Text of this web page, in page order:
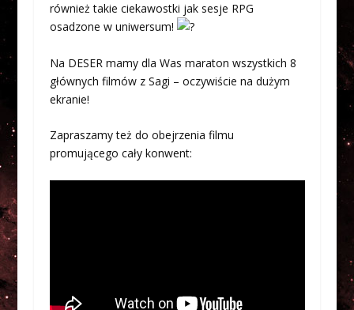
również takie ciekawostki jak sesje RPG
osadzone w uniwersum!
Na DESER mamy dla Was maraton wszystkich 8
głównych filmów z Sagi – oczywiście na dużym
ekranie!
Zapraszamy też do obejrzenia filmu
promującego cały konwent: